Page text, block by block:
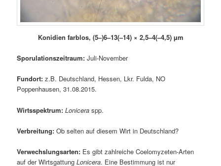
Konidien farblos, (5–)6–13(–14) × 2,5–4(–4,5) µm
Sporulationszeitraum: Juli-November
Fundort:z.B. Deutschland, Hessen, Lkr. Fulda, NO
Poppenhausen, 31.08.2015.
Wirtsspektrum: Lonicera spp.
Verbreitung: Ob selten auf diesem Wirt in Deutschland?
Verwechslungsarten: Es gibt zahlreiche Coelomyzeten-Arten
auf der WirtsgattungLonicera. Eine Bestimmung ist nur